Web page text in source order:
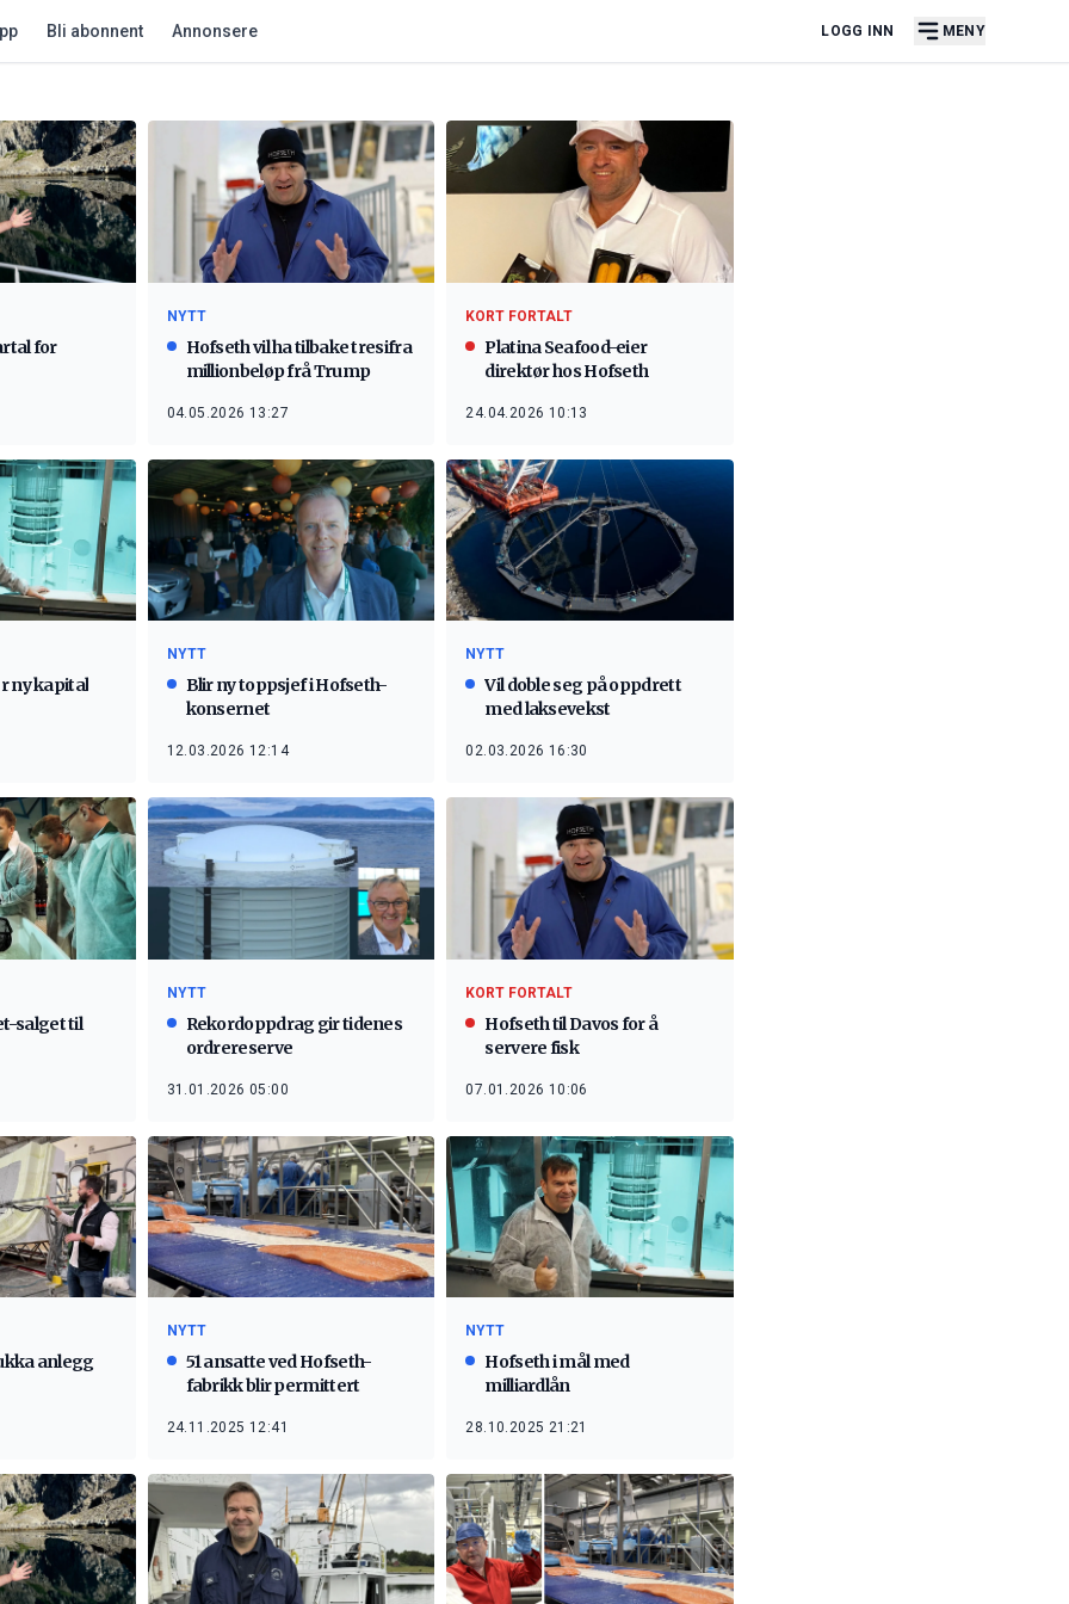
Bli abonnent Annonsere LOGG INN MENY
for
NYTT
Hofseth vil ha tilbake tresifra
millionbeløp frå Trump
04.05.2026 13:27
KORT FORTALT
Platina Seafood-eier
direktør hos Hofseth
24.04.2026 10:13
ny kapital
NYTT
Blir ny toppsjef i Hofseth-
konsernet
12.03.2026 12:14
NYTT
Vil doble seg på oppdrett
med laksevekst
02.03.2026 16:30
salget til
NYTT
Rekordoppdrag gir tidenes
ordrereserve
31.01.2026 05:00
KORT FORTALT
Hofseth til Davos for å
servere fisk
07.01.2026 10:06
anlegg
NYTT
51 ansatte ved Hofseth-
fabrikk blir permittert
24.11.2025 12:41
NYTT
Hofseth i mål med
milliardlån
28.10.2025 21:21